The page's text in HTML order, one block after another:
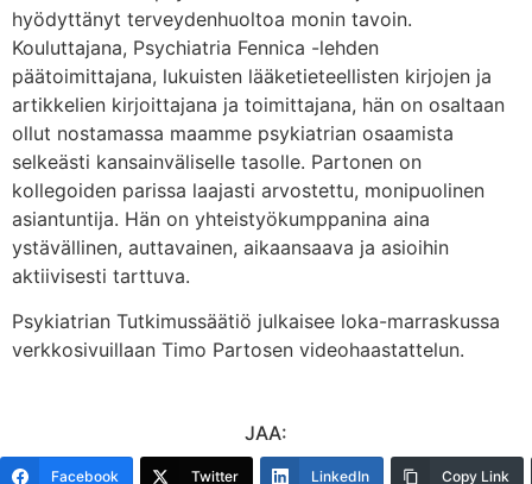
hyödyttänyt terveydenhuoltoa monin tavoin.
Kouluttajana, Psychiatria Fennica -lehden
päätoimittajana, lukuisten lääketieteellisten kirjojen ja
artikkelien kirjoittajana ja toimittajana, hän on osaltaan
ollut nostamassa maamme psykiatrian osaamista
selkeästi kansainväliselle tasolle. Partonen on
kollegoiden parissa laajasti arvostettu, monipuolinen
asiantuntija. Hän on yhteistyökumppanina aina
ystävällinen, auttavainen, aikaansaava ja asioihin
aktiivisesti tarttuva.
Psykiatrian Tutkimussäätiö julkaisee loka-marraskussa
verkkosivuillaan Timo Partosen videohaastattelun.
JAA:
Facebook Twitter LinkedIn Copy Link